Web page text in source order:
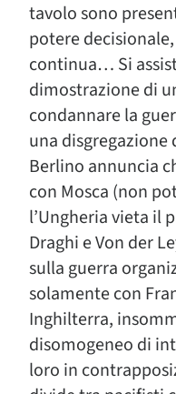
tavolo sono
potere
continua… Si
dimostrazione di
condannare la
una disgregazione
Berlino annuncia
con Mosca (non
l’Ungheria vieta il
Draghi e Von der
sulla guerra
solamente con
Inghilterra,
disomogeneo di
loro in